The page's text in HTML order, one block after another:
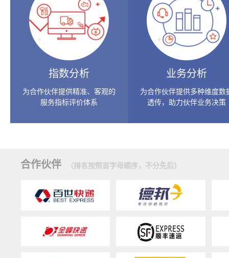
指数分析
为合作伙伴提供精准、客观的
服务指标评价体系
业务分析
为合作伙伴提供多种维度数
透传，助力伙伴业务决策
合作伙伴 （排名按照首字母顺序，不分先后）